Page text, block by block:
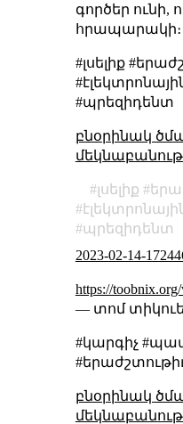
գործեր ունի,
հրապարակի։
#լսելիք
#պրեզիդենտ
բնօրինակ
լսելիք
պրեզիդենտ
2023-02-14-
https://
— տոմ
#կարգիչ
բնօրինակ